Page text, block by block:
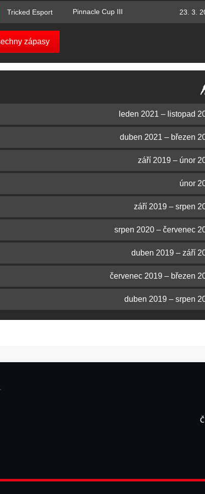
Tricked Esport Pinnacle Cup III 23. 3.
zápasy
leden 2021 – listopad
duben 2021 – březen
září 2019 – únor
únor
září 2019 – srpen
srpen 2020 – červenec
duben 2019 – září
červenec 2019 – březen
duben 2019 – srpen